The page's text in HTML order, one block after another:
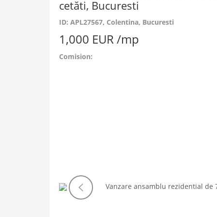
cetăti, Bucuresti
ID: APL27567, Colentina, Bucuresti
1,000 EUR /mp
Comision: